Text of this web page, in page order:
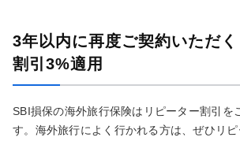
3年以内に再度ご契約いただ
割引3%適用
SBI損保の海外旅行保険はリピーター割引を
す。海外旅行によく行かれる方は、ぜひリ